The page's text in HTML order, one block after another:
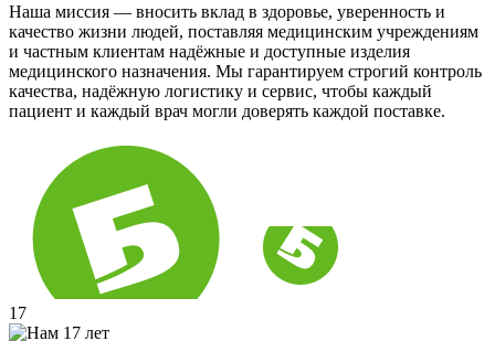
Наша миссия — вносить вклад в здоровье, уверенность и
качество жизни людей, поставляя медицинским учреждениям
и частным клиентам надёжные и доступные изделия
медицинского назначения. Мы гарантируем строгий контроль
качества, надёжную логистику и сервис, чтобы каждый
пациент и каждый врач могли доверять каждой поставке.
17